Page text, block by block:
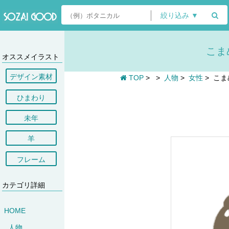
絞り込み ▼
オススメイラスト
デザイン素材
ひまわり
未年
羊
フレーム
カテゴリ詳細
HOME
こ
TOP > > 人物 > 女性 > こ